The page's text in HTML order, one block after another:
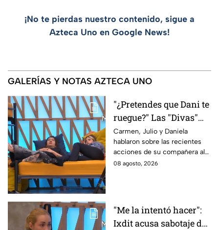
¡No te pierdas nuestro contenido, sigue a
Azteca Uno en Google News!
GALERÍAS Y NOTAS AZTECA UNO
"¿Pretendes que Dani te
ruegue?" Las "Divas"
lamentan el
comportamiento de
Michelle en MasterChef
24/7
Carmen, Julio y Daniela
hablaron sobre las recientes
acciones de su compañera al
interior del Mundo MasterChef
08 agosto, 2026
"Me la intentó hacer":
Ixdit acusa sabotaje de